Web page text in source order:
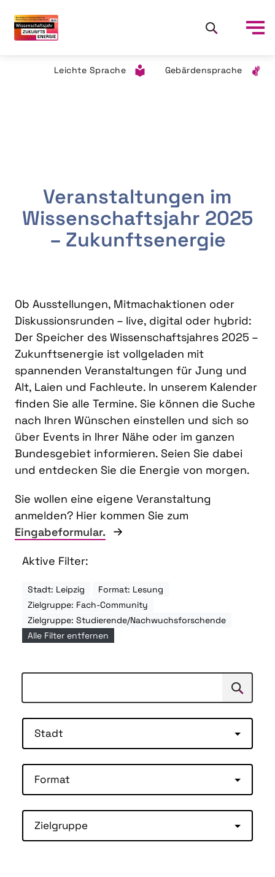
Leichte Sprache Gebärdensprache
Veranstaltungen im
Wissenschaftsjahr 2025
– Zukunftsenergie
Ob Ausstellungen, Mitmachaktionen oder
Diskussionsrunden – live, digital oder hybrid:
Der Speicher des Wissenschaftsjahres 2025 –
Zukunftsenergie ist vollgeladen mit
spannenden Veranstaltungen für Jung und
Alt, Laien und Fachleute. In unserem Kalender
finden Sie alle Termine. Sie können die Suche
nach Ihren Wünschen einstellen und sich so
über Events in Ihrer Nähe oder im ganzen
Bundesgebiet informieren. Seien Sie dabei
und entdecken Sie die Energie von morgen.
Sie wollen eine eigene Veranstaltung
anmelden? Hier kommen Sie zum
Eingabeformular.
Aktive Filter:
Stadt: Leipzig
Format: Lesung
Zielgruppe: Fach-Community
Zielgruppe: Studierende/Nachwuchsforschende
Alle Filter entfernen
Suchen
Stadt
Format
Zielgruppe